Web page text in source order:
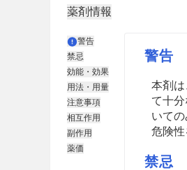
薬剤情報
警告
禁忌
効能・効果
用法・用量
注意事項
相互作用
副作用
薬価
警告
本剤
て十
いて
危険性
禁忌